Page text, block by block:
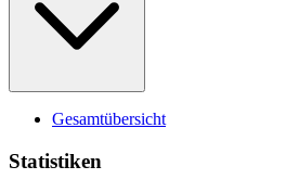
Gesamtübersicht
Statistiken